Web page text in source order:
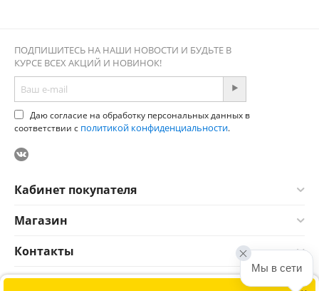
ПОДПИШИТЕСЬ НА НАШИ НОВОСТИ И БУДЬТЕ В
КУРСЕ ВСЕХ АКЦИЙ И НОВИНОК!
Даю согласие на обработку персональных данных в
соответствии с политикой конфиденциальности.
Кабинет покупателя
Магазин
Контакты
Мы в сети